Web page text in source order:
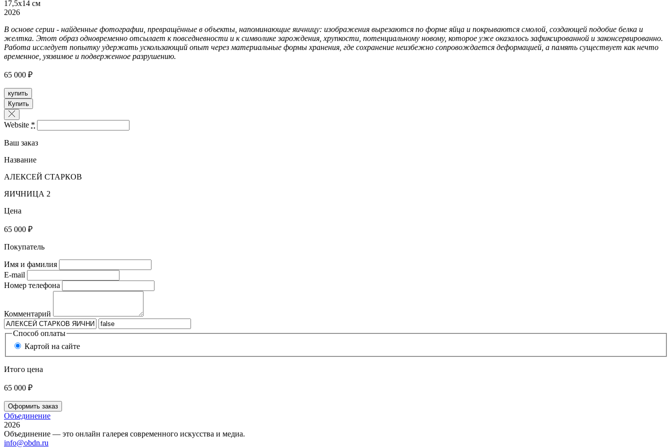
17,5х14 см
2026
В основе серии - найденные фотографии, превращённые в объекты, напоминающие яичницу: изображения вырезаются по форме яйца и покрываются смолой, создающей подобие белка и
желтка. Этот образ одновременно отсылает к повседневности и к символике зарождения, хрупкости, потенциальному новому, которое уже оказалось зафиксированной и законсервированно.
Работа исследует попытку удержать ускользающий опыт через материальные формы хранения, где сохранение неизбежно сопровождается деформацией, а память существует как нечто
временное, уязвимое и подверженное разрушению.
65 000 ₽
купить
Купить
Website *
Ваш заказ
Название
АЛЕКСЕЙ СТАРКОВ
ЯИЧНИЦА 2
Цена
65 000 ₽
Покупатель
Имя и фамилия
E-mail
Номер телефона
Комментарий
Способ оплаты
Картой на сайте
Итого цена
65 000 ₽
Оформить заказ
Объединение
2026
Объединение — это онлайн галерея современного искусства и медиа.
info@obdn.ru